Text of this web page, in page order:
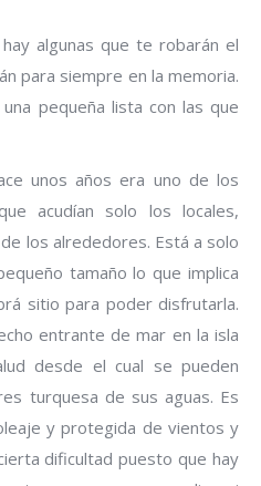
algunas que te robarán el
para siempre en la memoria.
pequeña lista con las que
unos años era uno de los
acudían solo los locales,
los alrededores. Está a solo
tamaño lo que implica
sitio para poder disfrutarla.
entrante de mar en la isla
desde el cual se pueden
turquesa de sus aguas. Es
y protegida de vientos y
dificultad puesto que hay